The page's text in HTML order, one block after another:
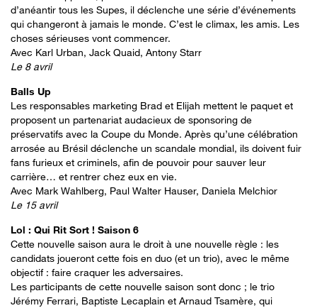
d’anéantir tous les Supes, il déclenche une série d’événements
qui changeront à jamais le monde. C’est le climax, les amis. Les
choses sérieuses vont commencer.
Avec Karl Urban, Jack Quaid, Antony Starr
Le 8 avril
Balls Up
Les responsables marketing Brad et Elijah mettent le paquet et
proposent un partenariat audacieux de sponsoring de
préservatifs avec la Coupe du Monde. Après qu’une célébration
arrosée au Brésil déclenche un scandale mondial, ils doivent fuir
fans furieux et criminels, afin de pouvoir pour sauver leur
carrière… et rentrer chez eux en vie.
Avec Mark Wahlberg, Paul Walter Hauser, Daniela Melchior
Le 15 avril
Lol : Qui Rit Sort ! Saison 6
Cette nouvelle saison aura le droit à une nouvelle règle : les
candidats joueront cette fois en duo (et un trio), avec le même
objectif : faire craquer les adversaires.
Les participants de cette nouvelle saison sont donc ; le trio
Jérémy Ferrari, Baptiste Lecaplain et Arnaud Tsamère, qui